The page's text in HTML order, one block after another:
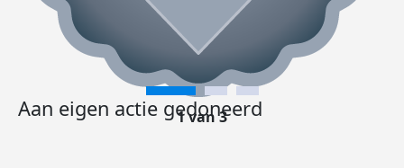
Aan eigen actie gedoneerd
1 van 3